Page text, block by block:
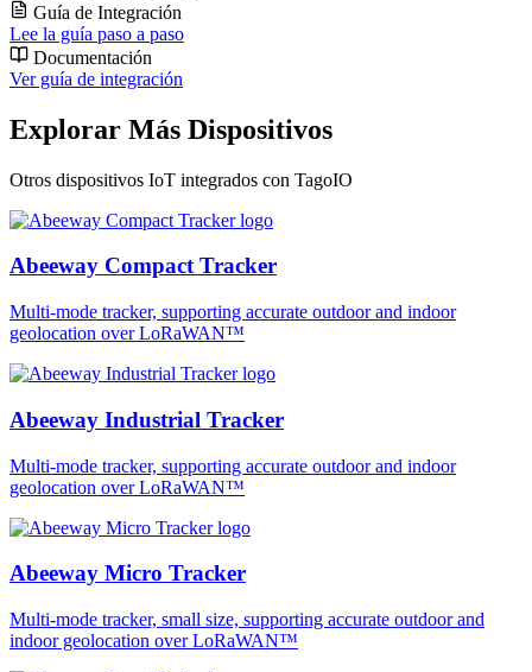
Guía de Integración
Lee la guía paso a paso
Documentación
Ver guía de integración
Explorar Más Dispositivos
Otros dispositivos IoT integrados con TagoIO
Abeeway Compact Tracker
Multi-mode tracker, supporting accurate outdoor and indoor
geolocation over LoRaWAN™
Abeeway Industrial Tracker
Multi-mode tracker, supporting accurate outdoor and indoor
geolocation over LoRaWAN™
Abeeway Micro Tracker
Multi-mode tracker, small size, supporting accurate outdoor and
indoor geolocation over LoRaWAN™